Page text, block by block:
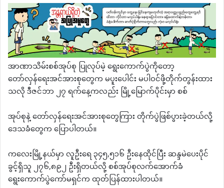
အာဏာသိမ်းစစ်အုပ်စု ပြုလုပ်မဲ့ ရွေးကောက်ပွဲကိုတော့
တော်လှန်ရေးအင်အားစုတွေက မပူးပေါင်း မပါဝင်ဖို့တိုက်တွန်းထား
သလို ဒီဇင်ဘာ ၂၇ ရက်နေ့ကလည်း မြို့မြောက်ပိုင်းမှာ စစ်
အုပ်စုနဲ့ တော်လှန်ရေးအင်အားစုတွေကြား တိုက်ပွဲဖြစ်ပွားခဲ့တယ်လို့
ဒေသခံတွေက ပြောပါတယ်။
ကလေးမြို့နယ်မှာ လူဦးရေ ၃၄၅,၅၁၆ ဦးနေထိုင်ပြီး ဆန္ဒမဲပေးပိုင်
ခွင့်ရှိသူ ၂၇၆,၈၉၂ ဦးရှိတယ်လို့ စစ်အုပ်စုလက်အောက်ခံ
ရွေးကောက်ပွဲကော်မရှင်က ထုတ်ပြန်ထားပါတယ်။